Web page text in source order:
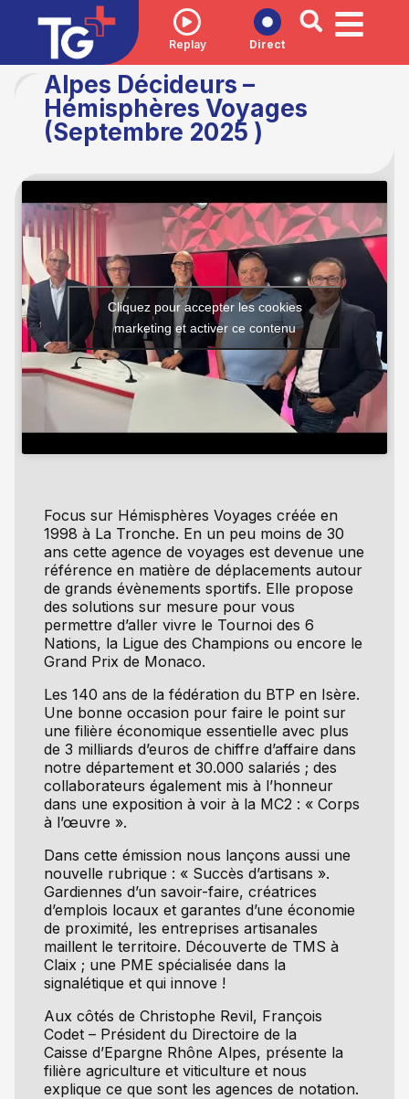
Replay Direct
Alpes Décideurs –
Hémisphères Voyages
(Septembre 2025 )
Focus sur Hémisphères Voyages créée en
1998 à La Tronche. En un peu moins de 30
ans cette agence de voyages est devenue une
référence en matière de déplacements autour
de grands évènements sportifs. Elle propose
des solutions sur mesure pour vous
permettre d’aller vivre le Tournoi des 6
Nations, la Ligue des Champions ou encore le
Grand Prix de Monaco.
Les 140 ans de la fédération du BTP en Isère.
Une bonne occasion pour faire le point sur
une filière économique essentielle avec plus
de 3 milliards d’euros de chiffre d’affaire dans
notre département et 30.000 salariés ; des
collaborateurs également mis à l’honneur
dans une exposition à voir à la MC2 : « Corps
à l’œuvre ».
Dans cette émission nous lançons aussi une
nouvelle rubrique : « Succès d’artisans ».
Gardiennes d’un savoir-faire, créatrices
d’emplois locaux et garantes d’une économie
de proximité, les entreprises artisanales
maillent le territoire. Découverte de TMS à
Claix ; une PME spécialisée dans la
signalétique et qui innove !
Aux côtés de Christophe Revil, François
Codet – Président du Directoire de la
Caisse d’Epargne Rhône Alpes, présente la
filière agriculture et viticulture et nous
explique ce que sont les agences de notation.
Cliquez pour accepter les cookies
marketing et activer ce contenu